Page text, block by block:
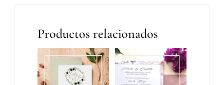
Productos relacionados